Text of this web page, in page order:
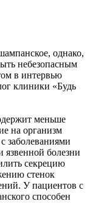
однако,
небезопасным
в интервью
клиники «Будь
меньше
на организм
заболеваниями
болезни
секрецию
стенок
У пациентов с
способен